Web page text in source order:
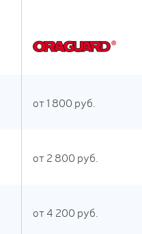
от1 800 руб.
от2 800 руб.
от4 200 руб.